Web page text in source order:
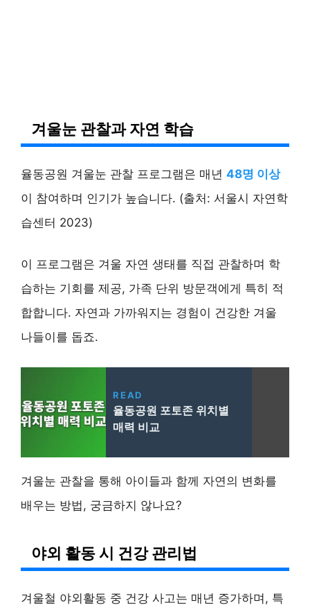
겨울눈 관찰과 자연 학습
율동공원 겨울눈 관찰 프로그램은 매년 48명 이상
이 참여하며 인기가 높습니다. (출처: 서울시 자연학
습센터 2023)
이 프로그램은 겨울 자연 생태를 직접 관찰하며 학
습하는 기회를 제공, 가족 단위 방문객에게 특히 적
합합니다. 자연과 가까워지는 경험이 건강한 겨울
나들이를 돕죠.
READ
율동공원 포토존 위치별
매력 비교
겨울눈 관찰을 통해 아이들과 함께 자연의 변화를
배우는 방법, 궁금하지 않나요?
야외 활동 시 건강 관리법
겨울철 야외활동 중 건강 사고는 매년 증가하며, 특